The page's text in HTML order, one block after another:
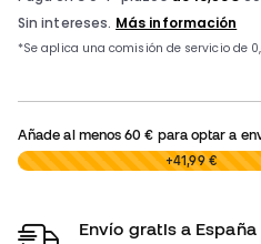
Añade al menos60 € para optar a
0,00 € +41,99 €
Envío gratis a